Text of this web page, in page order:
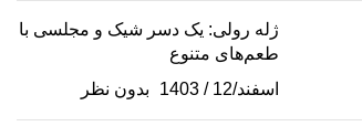
ژله رولی: یک دسر شیک و مجلسی با
طعم‌های متنوع
اسفند/12 / 1403
بدون نظر